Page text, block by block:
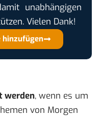
unabhängigen
Vielen Dank!
hinzufügen
werden, wenn es um
von Morgen